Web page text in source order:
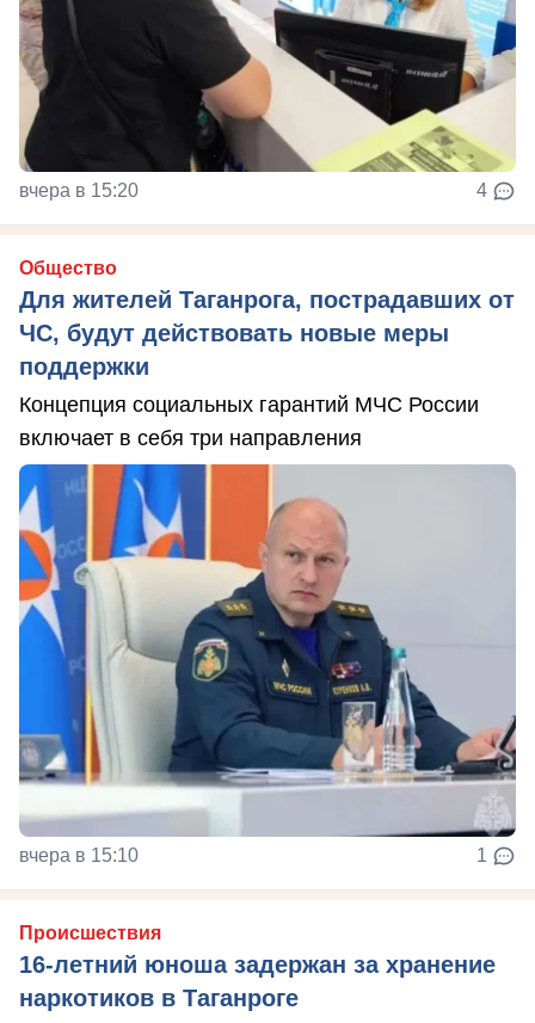
вчера в 15:20 4
Общество
Для жителей Таганрога, пострадавших от
ЧС, будут действовать новые меры
поддержки
Концепция социальных гарантий МЧС России
включает в себя три направления
вчера в 15:10 1
Происшествия
16-летний юноша задержан за хранение
наркотиков в Таганроге